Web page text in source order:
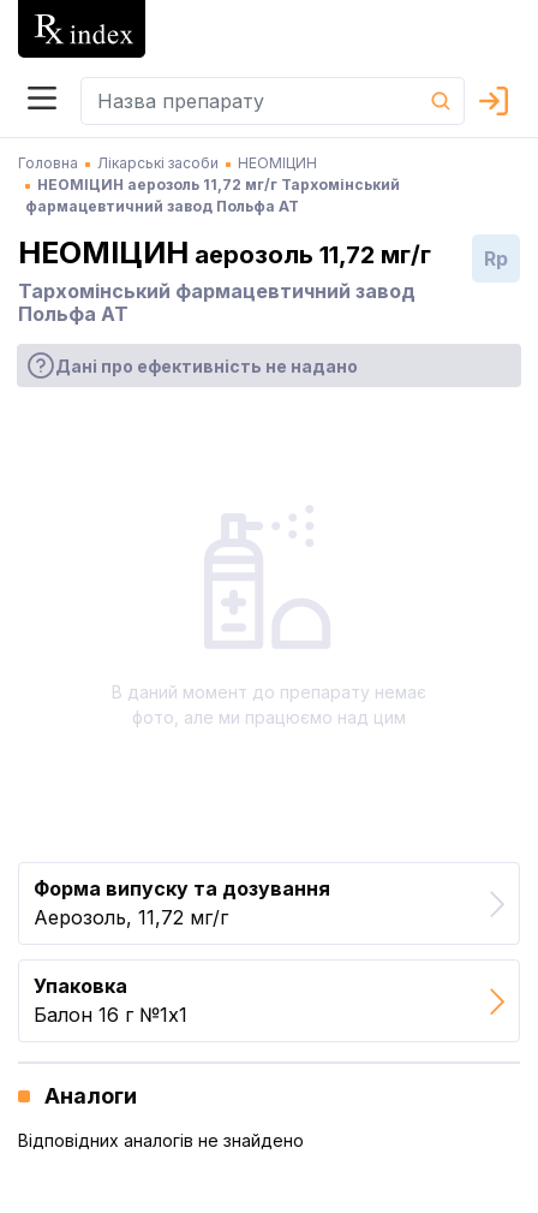
Головна Лікарські засоби
НЕОМІЦИН
НЕОМІЦИН аерозоль 11,72 мг/г Тархомінський
фармацевтичний завод Польфа АТ
НЕОМІЦИН аерозоль 11,72 мг/г
Тархомінський фармацевтичний завод
Польфа АТ
Rp
Дані про ефективність не надано
В даний момент до препарату немає
фото, але ми працюємо над цим
Форма випуску та дозування
Аерозоль, 11,72 мг/г
Упаковка
Балон 16 г №1x1
Аналоги
Відповідних аналогів не знайдено